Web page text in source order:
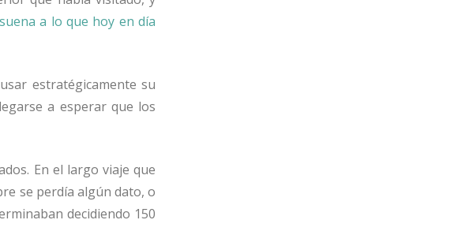
a lo que hoy en día
estratégicamente su
a esperar que los
En el largo viaje que
se perdía algún dato, o
decidiendo 150